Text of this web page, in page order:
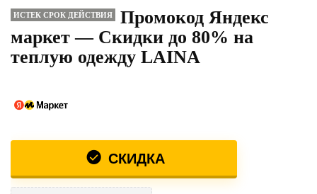
ИСТЕК СРОК ДЕЙСТВИЯ
Промокод Яндекс
маркет — Скидки до 80% на
теплую одежду LAINA
СКИДКА